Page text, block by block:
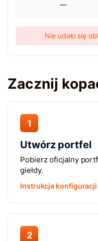
—
Nie udało się
Zacznij
1
Utwórz portfel
Pobierz oficjalny
giełdy.
Instrukcja
2